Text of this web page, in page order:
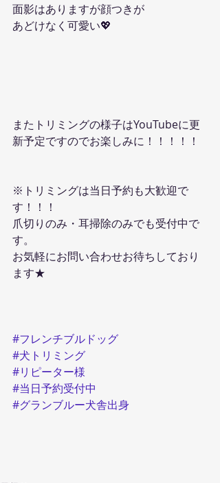
面影はありますが顔つきが
あどけなく可愛い💖
またトリミングの様子はYouTubeに更
新予定ですのでお楽しみに！！！！！
※トリミングは当日予約も大歓迎で
す！！！
爪切りのみ・耳掃除のみでも受付中で
す。
お気軽にお問い合わせお待ちしており
ます★
#フレンチブルドッグ
#犬トリミング
#リピーター様
#当日予約受付中
#グランブルー犬舎出身